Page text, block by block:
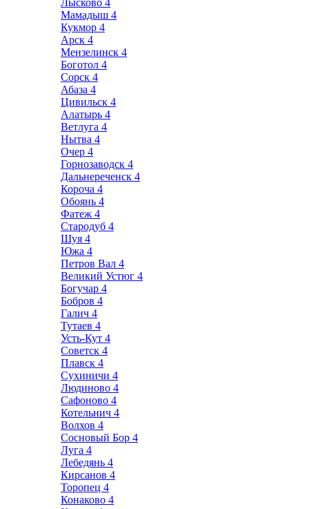
Лысково 4
Мамадыш 4
Кукмор 4
Арск 4
Мензелинск 4
Боготол 4
Сорск 4
Абаза 4
Цивильск 4
Алатырь 4
Ветлуга 4
Нытва 4
Очер 4
Горнозаводск 4
Дальнереченск 4
Короча 4
Обоянь 4
Фатеж 4
Стародуб 4
Шуя 4
Южа 4
Петров Вал 4
Великий Устюг 4
Богучар 4
Бобров 4
Галич 4
Тутаев 4
Усть-Кут 4
Советск 4
Плавск 4
Сухиничи 4
Людиново 4
Сафоново 4
Котельнич 4
Волхов 4
Сосновый Бор 4
Луга 4
Лебедянь 4
Кирсанов 4
Торопец 4
Конаково 4